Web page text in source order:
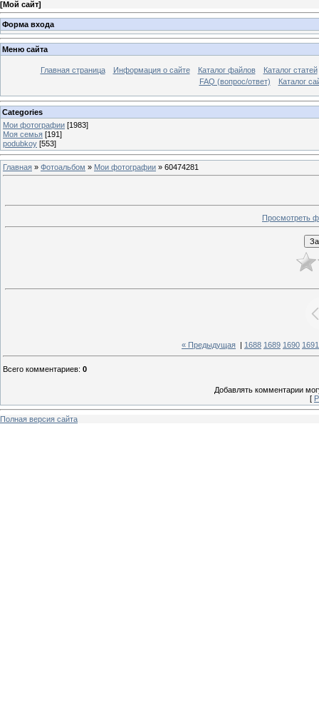
[Мой сайт]
Форма входа
Меню сайта
Главная страница Информация о сайте Каталог файлов
Каталог статей
FAQ (вопрос/ответ)
Каталог
Categories
Мои фотографии [1983]
Моя семья [191]
podubkoy [553]
Главная » Фотоальбом » Мои фотографии » 60474281
Просмотреть
« Предыдущая 1688 1689 1690 1691
Всего комментариев: 0
Добавлять комментарии
[
Полная версия сайта